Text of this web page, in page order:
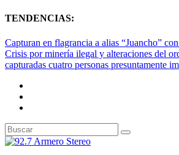
TENDENCIAS:
Capturan en flagrancia a alias “Juancho”
Crisis por minería ilegal y alteraciones del
capturadas cuatro personas presuntamente